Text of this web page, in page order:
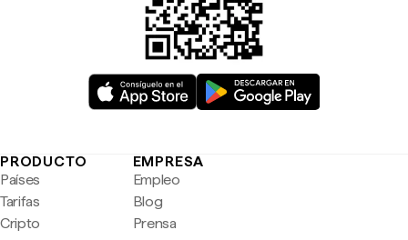
PRODUCTO
Países
Tarifas
Cripto
EMPRESA
Empleo
Blog
Prensa